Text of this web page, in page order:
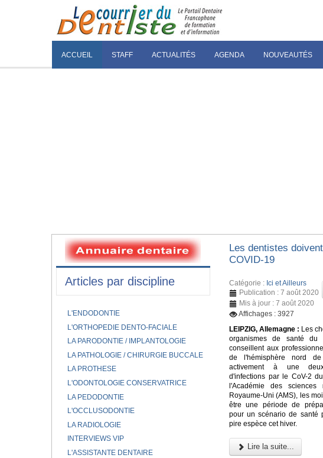
ACCUEIL STAFF ACTUALITÉS AGENDA NOUVEAUTÉS
Les dentistes
COVID-19
Catégorie : Ici et Ailleurs
Publication : 7 août 2020
Mis à jour : 7 août 2020
Affichages : 3927
LEIPZIG, Allemagne : Les
organismes de santé du
conseillent aux
de l'hémisphère nord
activement à une
d'infections par le CoV-2
l'Académie des sciences
Royaume-Uni (AMS), les
être une période de
pour un scénario de santé
pire espèce cet hiver.
Lire la suite...
Articles par discipline
L'ENDODONTIE
L'ORTHOPEDIE DENTO-FACIALE
LA PARODONTIE / IMPLANTOLOGIE
LA PATHOLOGIE / CHIRURGIE BUCCALE
LA PROTHESE
L'ODONTOLOGIE CONSERVATRICE
LA PEDODONTIE
L'OCCLUSODONTIE
LA RADIOLOGIE
INTERVIEWS VIP
L'ASSISTANTE DENTAIRE